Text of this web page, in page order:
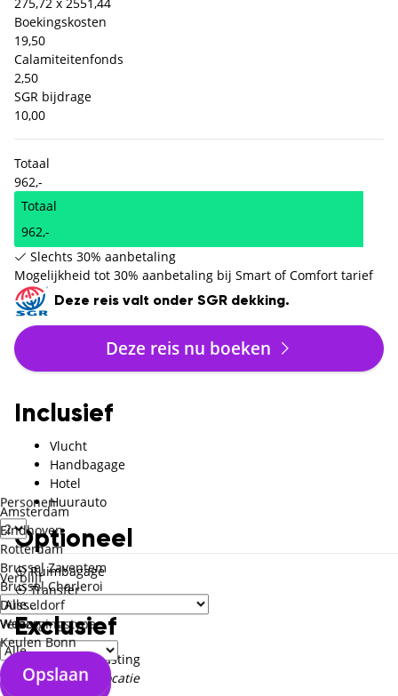
Personen
Verblijf
Verzorgingstype
Opslaan
Amsterdam
Eindhoven
Rotterdam
Brussel Zaventem
Brussel Charleroi
Düsseldorf
Weeze
Keulen Bonn
Opslaan
Boekingskosten
19,50
Calamiteitenfonds
2,50
SGR bijdrage
10,00
Totaal
962,-
Totaal
962,-
Slechts 30% aanbetaling
Mogelijkheid tot 30% aanbetaling bij Smart of Comfort tarief
Deze reis valt onder SGR dekking.
Deze reis nu boeken
Inclusief
Vlucht
Handbagage
Hotel
Huurauto
Optioneel
Ruimbagage
Transfer
Exclusief
Toeristenbelasting
Te voldoen op locatie